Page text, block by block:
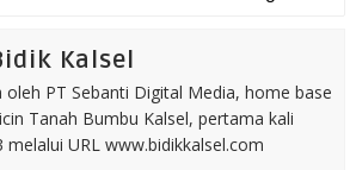
Kalsel
oleh PT Sebanti Digital Media, home base
Tanah Bumbu Kalsel, pertama kali
melalui URL www.bidikkalsel.com